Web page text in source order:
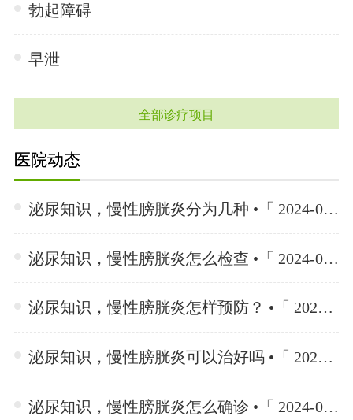
勃起障碍
早泄
全部诊疗项目
医院动态
泌尿知识，慢性膀胱炎分为几种 •「 2024-06-26 」
泌尿知识，慢性膀胱炎怎么检查 •「 2024-06-26 」
泌尿知识，慢性膀胱炎怎样预防？ •「 2024-06-26 」
泌尿知识，慢性膀胱炎可以治好吗 •「 2024-06-26 」
泌尿知识，慢性膀胱炎怎么确诊 •「 2024-06-26 」